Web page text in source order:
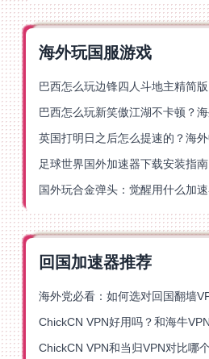
海外玩国服游戏
英国打明日之后怎么提速的？海
回国加速器推荐